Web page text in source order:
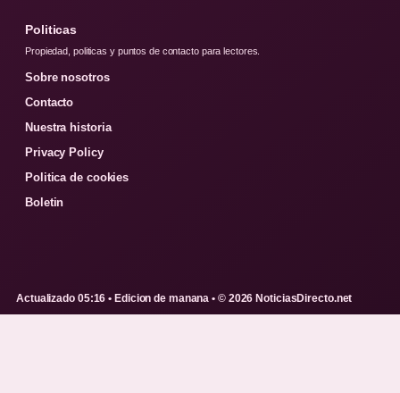
Politicas
Propiedad, politicas y puntos de contacto para lectores.
Sobre nosotros
Contacto
Nuestra historia
Privacy Policy
Politica de cookies
Boletin
Actualizado 05:16 • Edicion de manana • © 2026 NoticiasDirecto.net